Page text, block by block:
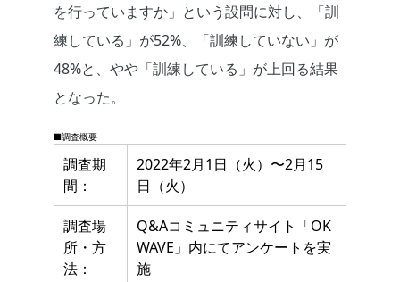
を行っていますか」という設問に対し、「訓
練している」が52%、「訓練していない」が
48%と、やや「訓練している」が上回る結果
となった。
■調査概要
調査期
間：
2022年2月1日（火）〜2月15
日（火）
調査場
所・方
法：
Q&Aコミュニティサイト「OK
WAVE」内にてアンケートを実
施